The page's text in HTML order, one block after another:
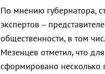
По мнению губернатора,
экспертов –
общественности, в том
Мезенцев отметил, что
сформировано несколько